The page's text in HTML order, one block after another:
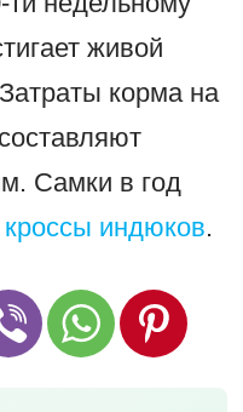
живой
корма на
Самки в год
кроссы индюков.